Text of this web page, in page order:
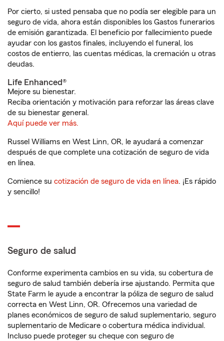
Por cierto, si usted pensaba que no podía ser elegible para un
seguro de vida, ahora están disponibles los Gastos funerarios
de emisión garantizada. El beneficio por fallecimiento puede
ayudar con los gastos finales, incluyendo el funeral, los
costos de entierro, las cuentas médicas, la cremación u otras
deudas.
Life Enhanced®
Mejore su bienestar.
Reciba orientación y motivación para reforzar las áreas clave
de su bienestar general.
Aquí puede ver más.
Russel Williams en West Linn, OR, le ayudará a comenzar
después de que complete una cotización de seguro de vida
en línea.
Comience su cotización de seguro de vida en línea. ¡Es rápido
y sencillo!
Seguro de salud
Conforme experimenta cambios en su vida, su cobertura de
seguro de salud también debería irse ajustando. Permita que
State Farm le ayude a encontrar la póliza de seguro de salud
correcta en West Linn, OR. Ofrecemos una variedad de
planes económicos de seguro de salud suplementario, seguro
suplementario de Medicare o cobertura médica individual.
Incluso puede proteger su cheque con seguro de